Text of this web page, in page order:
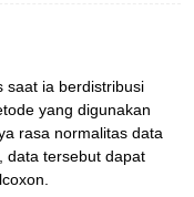
saat ia berdistribusi
yang digunakan
rasa normalitas data
data tersebut dapat